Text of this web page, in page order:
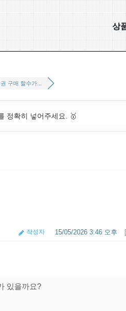
상
구매 할수가...
정확히 넣어주세요. 🥇
15/05/2026 3:46 오후
작성자
있을까요?